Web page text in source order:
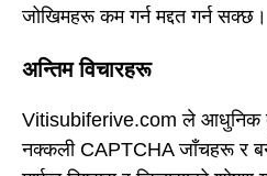
जोखिमहरू कम गर्न मद्दत गर्न सक्छ।
अन्तिम विचारहरू
Vitisubiferive.com ले आधुनिक
नक्कली CAPTCHA जाँचहरू र